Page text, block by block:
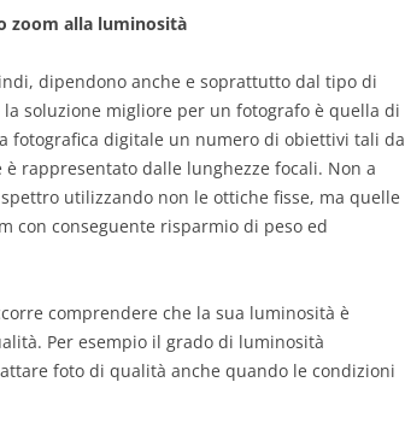
zoom alla luminosità
dipendono anche e soprattutto dal tipo di
soluzione migliore per un fotografo è quella di
fotografica digitale un numero di obiettivi tali da
rappresentato dalle lunghezze focali. Non a
utilizzando non le ottiche fisse, ma quelle
con conseguente risparmio di peso ed
comprendere che la sua luminosità è
Per esempio il grado di luminosità
foto di qualità anche quando le condizioni